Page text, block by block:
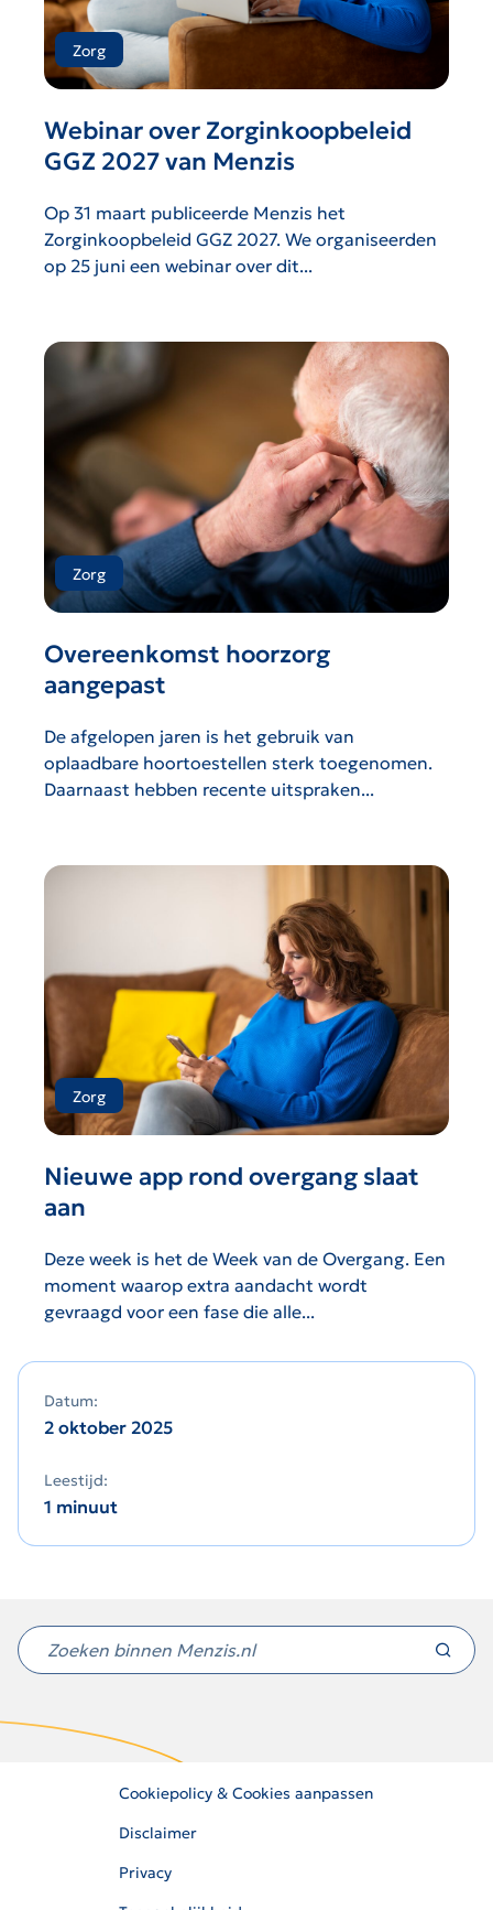
Zorg
Webinar over Zorginkoopbeleid
GGZ 2027 van Menzis
Op 31 maart publiceerde Menzis het
Zorginkoopbeleid GGZ 2027. We organiseerden
op 25 juni een webinar over dit...
Zorg
Overeenkomst hoorzorg
aangepast
De afgelopen jaren is het gebruik van
oplaadbare hoortoestellen sterk toegenomen.
Daarnaast hebben recente uitspraken...
Zorg
Nieuwe app rond overgang slaat
aan
Deze week is het de Week van de Overgang. Een
moment waarop extra aandacht wordt
gevraagd voor een fase die alle...
Datum:
2 oktober 2025
Leestijd:
1 minuut
Niet
Cookiepolicy & Cookies aanpassen
Disclaimer
Privacy